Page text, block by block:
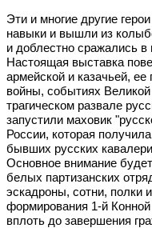
Эти и многие другие
навыки и вышли из
и доблестно сражались
Настоящая выставка
армейской и казачьей,
войны, событиях
трагическом развале
запустили маховик
России, которая
бывших русских
Основное внимание
белых партизанских
эскадроны, сотни, полки
формирования 1-й
вплоть до завершения